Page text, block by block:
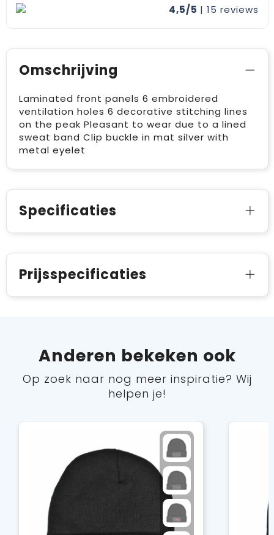
4,5/5 | 15 reviews
Omschrijving
Laminated front panels 6 embroidered
ventilation holes 6 decorative stitching lines
on the peak Pleasant to wear due to a lined
sweat band Clip buckle in mat silver with
metal eyelet
Specificaties
Prijsspecificaties
Anderen bekeken ook
Op zoek naar nog meer inspiratie? Wij
helpen je!